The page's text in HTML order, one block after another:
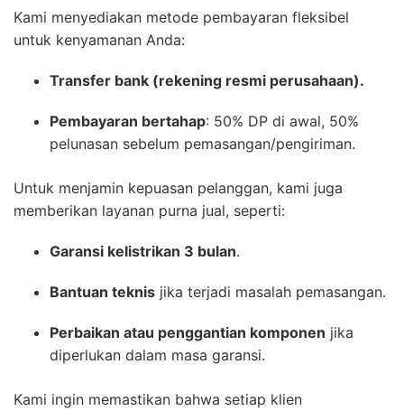
Kami menyediakan metode pembayaran fleksibel
untuk kenyamanan Anda:
Transfer bank (rekening resmi perusahaan).
Pembayaran bertahap: 50% DP di awal, 50%
pelunasan sebelum pemasangan/pengiriman.
Untuk menjamin kepuasan pelanggan, kami juga
memberikan layanan purna jual, seperti:
Garansi kelistrikan 3 bulan.
Bantuan teknis jika terjadi masalah pemasangan.
Perbaikan atau penggantian komponen jika
diperlukan dalam masa garansi.
Kami ingin memastikan bahwa setiap klien